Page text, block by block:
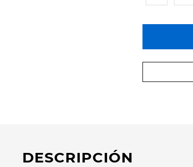
DESCRIPCIÓN